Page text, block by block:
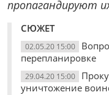
пропагандируют
СЮЖЕТ
02.05.20 15:00
перепланировке
29.04.20 15:00
уничтожение